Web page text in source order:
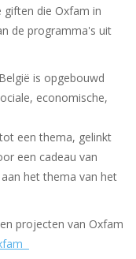
giften die Oxfam in
de programma's uit
is opgebouwd
economische,
een thema, gelinkt
een cadeau van
het thema van het
projecten van Oxfam